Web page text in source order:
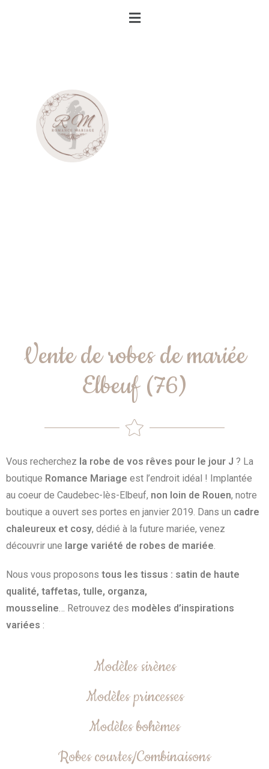
Vente de robes de mariée
Elbeuf (76)
Vous recherchez la robe de vos rêves pour le jour J ? La
boutique Romance Mariage est l’endroit idéal ! Implantée
au coeur de Caudebec-lès-Elbeuf, non loin de Rouen, notre
boutique a ouvert ses portes en janvier 2019. Dans un cadre
chaleureux et cosy, dédié à la future mariée, venez
découvrir une large variété de robes de mariée.
Nous vous proposons tous les tissus : satin de haute
qualité, taffetas, tulle, organza,
mousseline… Retrouvez des modèles d’inspirations
variées :
Modèles sirènes
Modèles princesses
Modèles bohèmes
Robes courtes/Combinaisons